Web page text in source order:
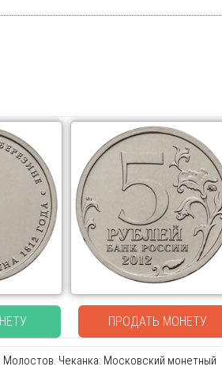
ПРОДАТЬ МОНЕТУ
Молостов. Чеканка: Московский монетный